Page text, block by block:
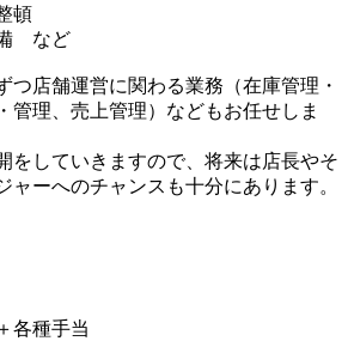
頓
備 など
つ店舗運営に関わる業務（在庫管理・
管理、売上管理）などもお任せしま
をしていきますので、将来は店長やそ
ャーへのチャンスも十分にあります。
各種手当